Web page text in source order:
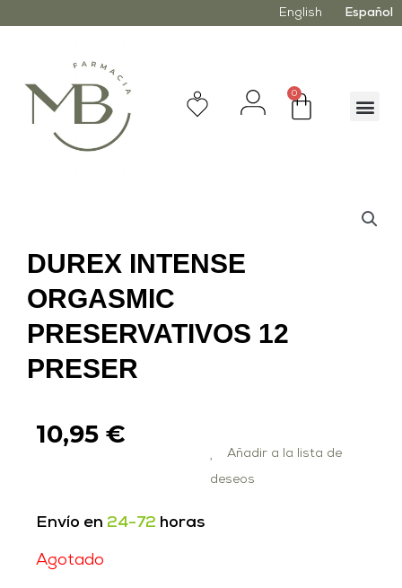
English Español
0
DUREX INTENSE
ORGASMIC
PRESERVATIVOS 12
PRESER
10,95 €
Añadir a la lista de
deseos
Envío en 24-72 horas
Agotado